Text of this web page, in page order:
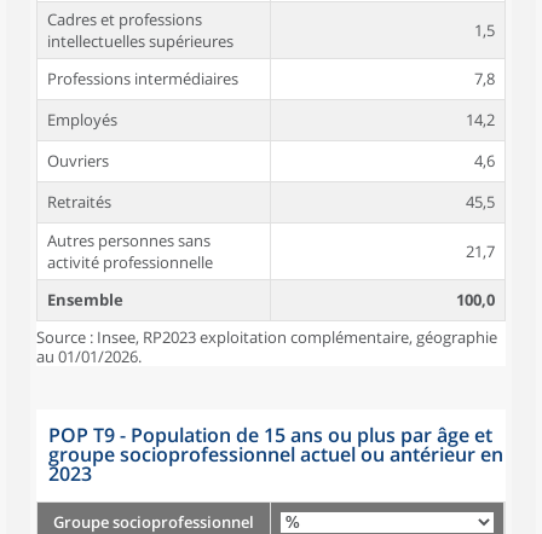
Cadres et professions
intellectuelles supérieures
1,5
Professions intermédiaires
7,8
Employés
14,2
Ouvriers
4,6
Retraités
45,5
Autres personnes sans
activité professionnelle
21,7
Ensemble
100,0
Source : Insee, RP2023 exploitation complémentaire, géographie
au 01/01/2026.
POP T9 - Population de 15 ans ou plus par âge et
groupe socioprofessionnel actuel ou antérieur en
2023
Groupe socioprofessionnel